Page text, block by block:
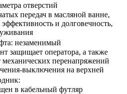
отверстий
передач в масляной ванне,
и долговечность,
незаменимый
защищает оператора, а также
перенапряжений
выключения на верхней
в кабельный футляр